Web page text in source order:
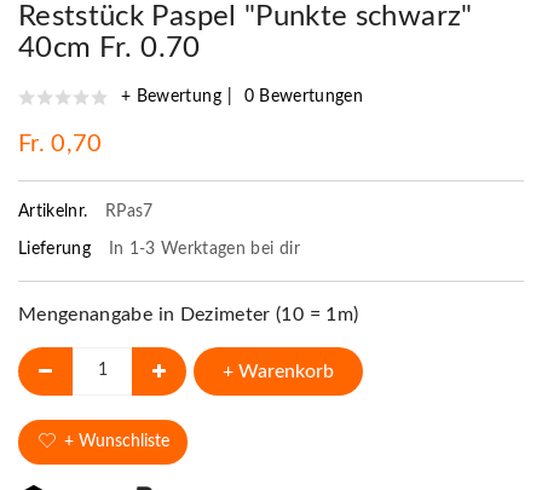
Reststück Paspel "Punkte schwarz"
40cm Fr. 0.70
+ Bewertung 0 Bewertungen
Fr. 0,70
Artikelnr. RPas7
Lieferung In 1-3 Werktagen bei dir
Mengenangabe in Dezimeter (10 = 1m)
+ Warenkorb
+ Wunschliste